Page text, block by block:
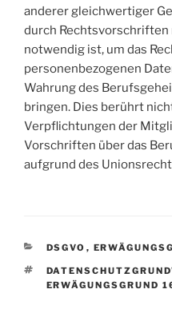
anderer gleichwertiger
durch Rechtsvorschriften
notwendig ist, um das
personenbezogenen
Wahrung des
bringen. Dies berührt
Verpflichtungen der
Vorschriften über das
aufgrund des
KATEGORIEN
DSGVO ,
SCHLAGWÖRTER
ERWÄGUNGSGRUND